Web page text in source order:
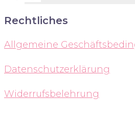
Rechtliches
Allgemeine
Datenschutzerklärung
Widerrufsbelehrung